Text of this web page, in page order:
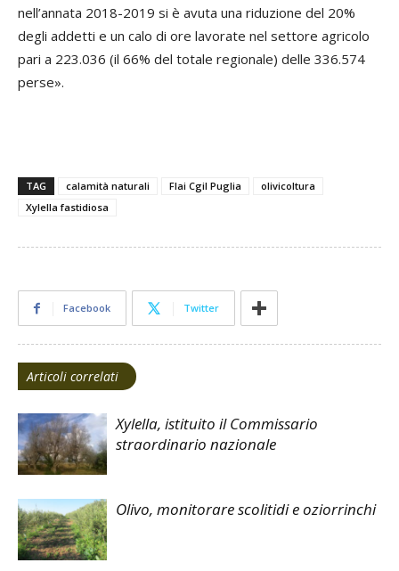
nell’annata 2018-2019 si è avuta una riduzione del 20%
degli addetti e un calo di ore lavorate nel settore agricolo
pari a 223.036 (il 66% del totale regionale) delle 336.574
perse».
TAG calamità naturali Flai Cgil Puglia
olivicoltura
Xylella fastidiosa
Facebook Twitter
Articoli correlati
Xylella, istituito il Commissario
straordinario nazionale
Olivo, monitorare scolitidi e oziorrinchi